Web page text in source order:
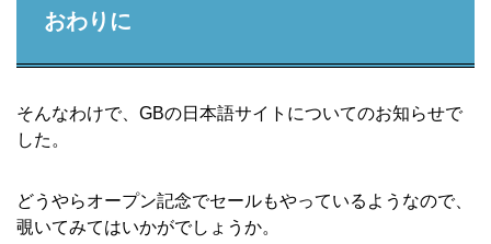
おわりに
そんなわけで、GBの日本語サイトについてのお知らせで
した。
どうやらオープン記念でセールもやっているようなので、
覗いてみてはいかがでしょうか。